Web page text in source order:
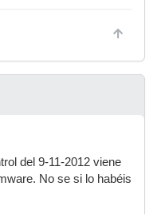
del 9-11-2012 viene
No se si lo habéis